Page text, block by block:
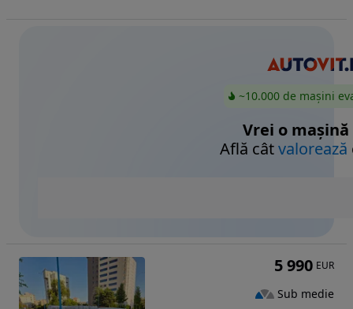
~10.000 de mașini
Vrei o mașină
Află câtvalorează
5 990 EUR
Sub medie